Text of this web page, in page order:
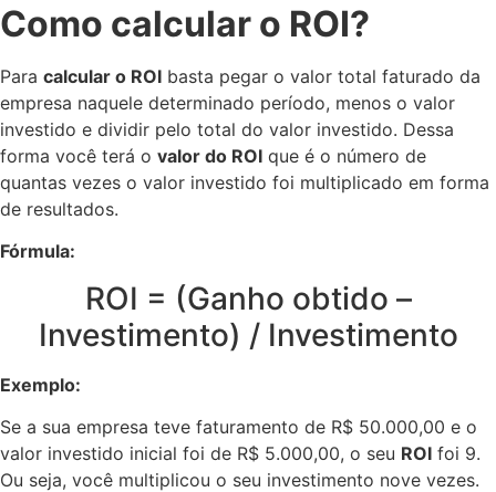
Como calcular o ROI?
Para calcular o ROI basta pegar o valor total faturado da
empresa naquele determinado período, menos o valor
investido e dividir pelo total do valor investido. Dessa
forma você terá o valor do ROI que é o número de
quantas vezes o valor investido foi multiplicado em forma
de resultados.
Fórmula:
ROI = (Ganho obtido –
Investimento) / Investimento
Exemplo:
Se a sua empresa teve faturamento de R$ 50.000,00 e o
valor investido inicial foi de R$ 5.000,00, o seu ROI foi 9.
Ou seja, você multiplicou o seu investimento nove vezes.